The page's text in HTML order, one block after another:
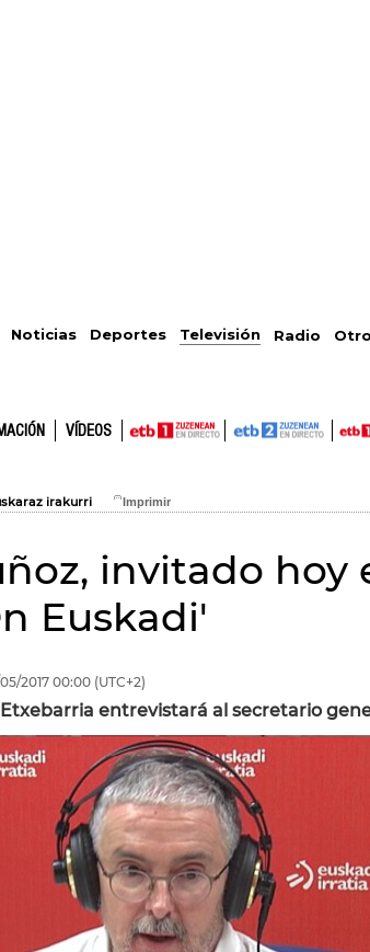
Noticias Deportes Televisión Radio
VÍDEOS
irakurri
invitado hoy
Euskadi'
201700:00 (UTC+2)
entrevistará al secretario